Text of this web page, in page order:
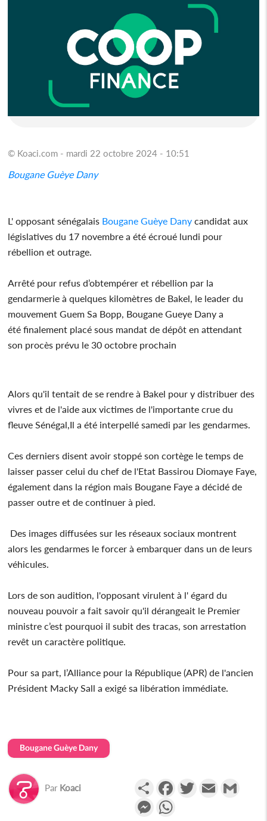
© Koaci.com - mardi 22 octobre 2024 - 10:51
Bougane Guèye Dany
L' opposant sénégalais Bougane Guèye Dany candidat aux
législatives du 17 novembre a été écroué lundi pour
rébellion et outrage.
Arrêté pour refus d’obtempérer et rébellion par la
gendarmerie à quelques kilomètres de Bakel, le leader du
mouvement Guem Sa Bopp, Bougane Gueye Dany a
été finalement placé sous mandat de dépôt en attendant
son procès prévu le 30 octobre prochain
Alors qu'il tentait de se rendre à Bakel pour y distribuer des
vivres et de l'aide aux victimes de l'importante crue du
fleuve Sénégal,Il a été interpellé samedi par les gendarmes.
Ces derniers disent avoir stoppé son cortège le temps de
laisser passer celui du chef de l'Etat Bassirou Diomaye Faye,
également dans la région mais Bougane Faye a décidé de
passer outre et de continuer à pied.
Des images diffusées sur les réseaux sociaux montrent
alors les gendarmes le forcer à embarquer dans un de leurs
véhicules.
Lors de son audition, l'opposant virulent à l' égard du
nouveau pouvoir a fait savoir qu'il dérangeait le Premier
ministre c’est pourquoi il subit des tracas, son arrestation
revêt un caractère politique.
Pour sa part, l’Alliance pour la République (APR) de l'ancien
Président Macky Sall a exigé sa libération immédiate.
Bougane Guèye Dany
Par Koaci PartagerFacebookTwitterEmail
Messenger